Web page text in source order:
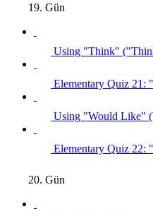
19. Gün
Using "Think"
Elementary Quiz 21:
Using "Would Like"
Elementary Quiz 22:
20. Gün